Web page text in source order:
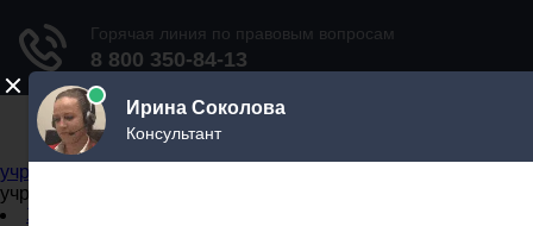
Не официальный справочник государственных
учреждений
учреждений
Задать вопрос юристу